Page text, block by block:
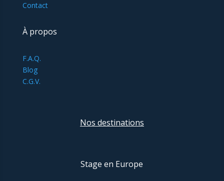
Contact
À propos
F.A.Q.
Blog
C.G.V.
Nos destinations
Stage en Europe